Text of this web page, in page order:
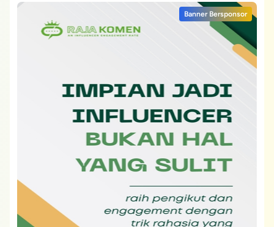
Banner Bersponsor